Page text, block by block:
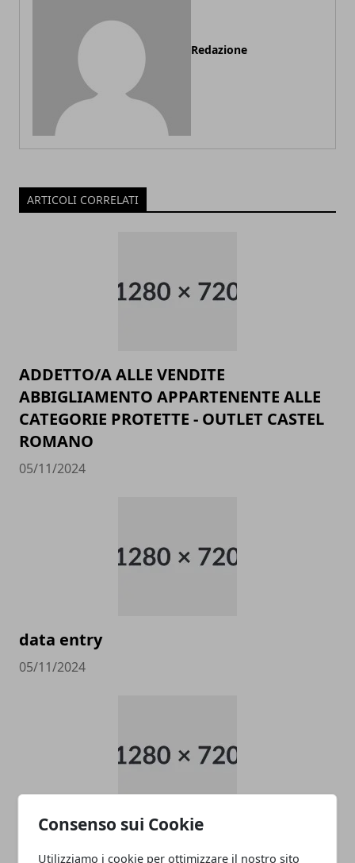
Consenso sui Cookie
Utilizziamo i cookie per ottimizzare il nostro sito
Redazione
ARTICOLI CORRELATI
ADDETTO/A ALLE VENDITE
ABBIGLIAMENTO APPARTENENTE ALLE
CATEGORIE PROTETTE - OUTLET CASTEL
ROMANO
05/11/2024
data entry
05/11/2024
PULITORE COORDINATORE